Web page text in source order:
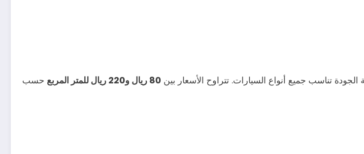
الجودة تناسب جميع أنواع السيارات. تتراوح الأسعار بين 80 ريال و220 ريال للمتر المربع
حسب